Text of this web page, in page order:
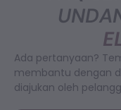
Ada pertanyaan?
membantu dengan
diajukan oleh